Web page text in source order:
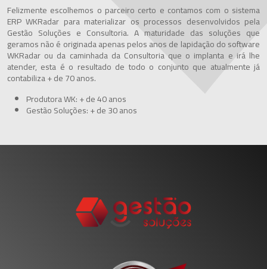
Felizmente escolhemos o parceiro certo e contamos com o sistema
ERP WKRadar para materializar os processos desenvolvidos pela
Gestão Soluções e Consultoria. A maturidade das soluções que
geramos não é originada apenas pelos anos de lapidação do software
WKRadar ou da caminhada da Consultoria que o implanta e irá lhe
atender, esta é o resultado de todo o conjunto que atualmente já
contabiliza + de 70 anos.
Produtora WK: + de 40 anos
Gestão Soluções: + de 30 anos